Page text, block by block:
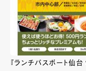
『ランチパスポート仙台